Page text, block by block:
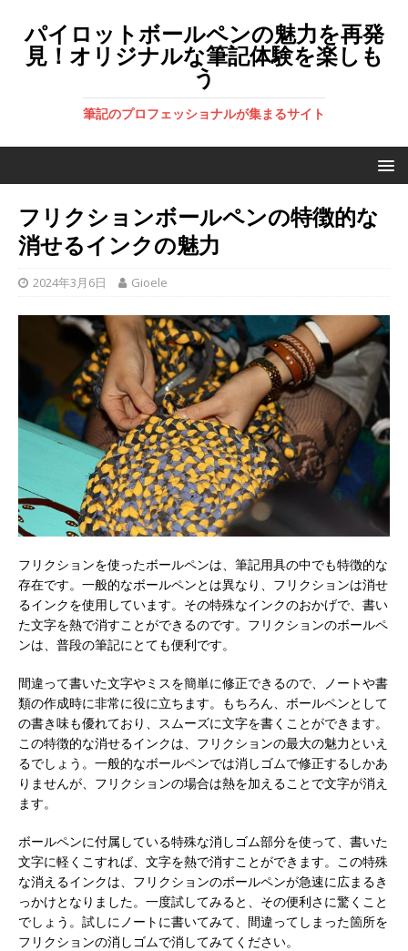
パイロットボールペンの魅力を再発
見！オリジナルな筆記体験を楽しも
う
筆記のプロフェッショナルが集まるサイト
フリクションボールペンの特徴的な
消せるインクの魅力
2024年3月6日 Gioele
フリクションを使ったボールペンは、筆記用具の中でも特徴的な
存在です。 一般的なボールペンとは異なり、フリクションは消せ
るインクを使用しています。その特殊なインクのおかげで、書い
た文字を熱で消すことができるのです。フリクションのボールペ
ンは、普段の筆記にとても便利です。
間違って書いた文字やミスを簡単に修正できるので、ノートや書
類の作成時に非常に役に立ちます。もちろん、ボールペンとして
の書き味も優れており、スムーズに文字を書くことができます。
この特徴的な消せるインクは、フリクションの最大の魅力といえ
るでしょう。一般的なボールペンでは消しゴムで修正するしかあ
りませんが、フリクションの場合は熱を加えることで文字が消え
ます。
ボールペンに付属している特殊な消しゴム部分を使って、書いた
文字に軽くこすれば、文字を熱で消すことができます。この特殊
な消えるインクは、フリクションのボールペンが急速に広まるき
っかけとなりました。一度試してみると、その便利さに驚くこと
でしょう。試しにノートに書いてみて、間違ってしまった箇所を
フリクションの消しゴムで消してみてください。